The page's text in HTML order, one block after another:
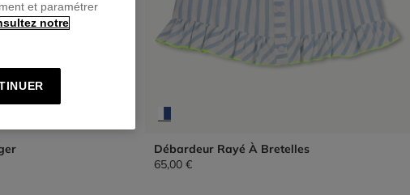
Débardeur Rayé À Bretelles
65,00 €
et paramétrer
notre